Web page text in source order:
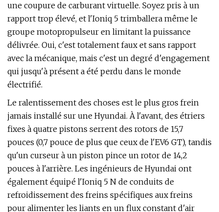
une coupure de carburant virtuelle. Soyez pris à un
rapport trop élevé, et l'Ioniq 5 trimballera même le
groupe motopropulseur en limitant la puissance
délivrée. Oui, c'est totalement faux et sans rapport
avec la mécanique, mais c'est un degré d'engagement
qui jusqu'à présent a été perdu dans le monde
électrifié.
Le ralentissement des choses est le plus gros frein
jamais installé sur une Hyundai. À l'avant, des étriers
fixes à quatre pistons serrent des rotors de 15,7
pouces (0,7 pouce de plus que ceux de l'EV6 GT), tandis
qu'un curseur à un piston pince un rotor de 14,2
pouces à l'arrière. Les ingénieurs de Hyundai ont
également équipé l'Ioniq 5 N de conduits de
refroidissement des freins spécifiques aux freins
pour alimenter les liants en un flux constant d'air